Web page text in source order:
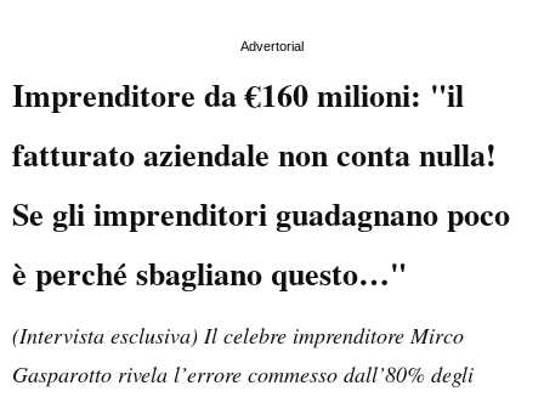
Advertorial
Imprenditore da €160 milioni: "il
fatturato aziendale non conta nulla!
Se gli imprenditori guadagnano poco
è perché sbagliano questo…"
(Intervista esclusiva) Il celebre imprenditore Mirco
Gasparotto rivela l’errore commesso dall’80% degli